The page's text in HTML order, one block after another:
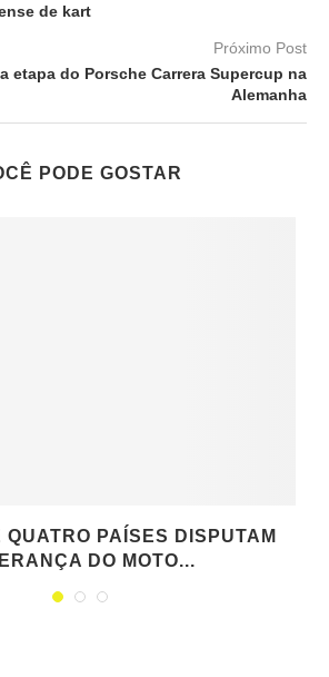
de kart
Próximo Post
etapa do Porsche Carrera Supercup na
Alemanha
PODE GOSTAR
QUATRO PAÍSES DISPUTAM
DO MOTO...